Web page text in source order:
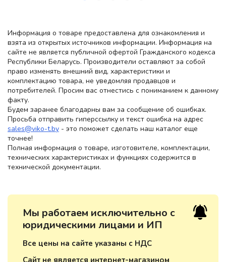
Информация о товаре предоставлена для ознакомления и
взята из открытых источников информации. Информация на
сайте не является публичной офертой Гражданского кодекса
Республики Беларусь. Производители оставляют за собой
право изменять внешний вид, характеристики и
комплектацию товара, не уведомляя продавцов и
потребителей. Просим вас отнестись с пониманием к данному
факту.
Будем заранее благодарны вам за сообщение об ошибках.
Просьба отправить гиперссылку и текст ошибка на адрес
sales@viko-t.by - это поможет сделать наш каталог еще
точнее!
Полная информация о товаре, изготовителе, комплектации,
технических характеристиках и функциях содержится в
технической документации.
Мы работаем исключительно с
юридическими лицами и ИП
Все цены на сайте указаны с НДС